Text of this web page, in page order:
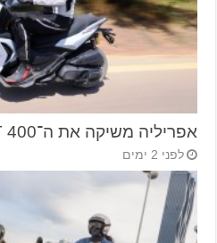
אפריליה משיקה את ה־SR GT 400 בישראל
לפני 2 ימים